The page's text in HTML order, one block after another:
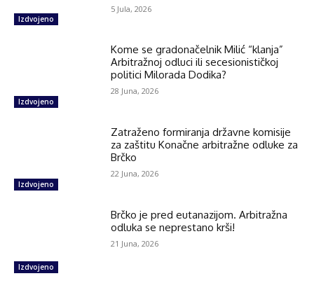
Izdvojeno
5 Jula, 2026
Izdvojeno
Kome se gradonačelnik Milić “klanja”
Arbitražnoj odluci ili secesionističkoj
politici Milorada Dodika?
28 Juna, 2026
Izdvojeno
Zatraženo formiranja državne komisije
za zaštitu Konačne arbitražne odluke za
Brčko
22 Juna, 2026
Izdvojeno
Brčko je pred eutanazijom. Arbitražna
odluka se neprestano krši!
21 Juna, 2026